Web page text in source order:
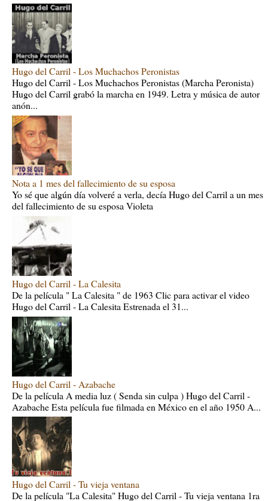
Hugo del Carril - Los Muchachos Peronistas
Hugo del Carril - Los Muchachos Peronistas (Marcha Peronista)
Hugo del Carril grabó la marcha en 1949. Letra y música de autor
anón...
Nota a 1 mes del fallecimiento de su esposa
Yo sé que algún día volveré a verla, decía Hugo del Carril a un mes
del fallecimiento de su esposa Violeta
Hugo del Carril - La Calesita
De la película " La Calesita " de 1963 Clic para activar el video
Hugo del Carril - La Calesita Estrenada el 31...
Hugo del Carril - Azabache
De la película A media luz ( Senda sin culpa ) Hugo del Carril -
Azabache Esta película fue filmada en México en el año 1950 A...
Hugo del Carril - Tu vieja ventana
De la película "La Calesita" Hugo del Carril - Tu vieja ventana 1ra